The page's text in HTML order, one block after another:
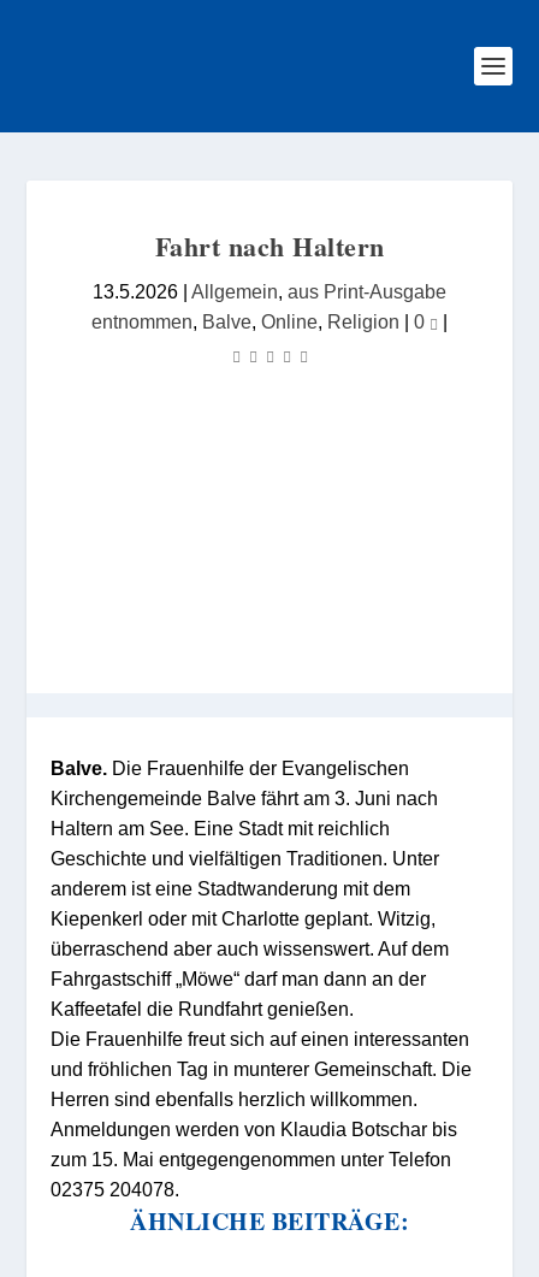
Fahrt nach Haltern
13.5.2026 | Allgemein, aus Print-Ausgabe
entnommen, Balve, Online, Religion | 0 |
Balve. Die Frauenhilfe der Evangelischen
Kirchengemeinde Balve fährt am 3. Juni nach
Haltern am See. Eine Stadt mit reichlich
Geschichte und vielfältigen Traditionen. Unter
anderem ist eine Stadtwanderung mit dem
Kiepenkerl oder mit Charlotte geplant. Witzig,
überraschend aber auch wissenswert. Auf dem
Fahrgastschiff „Möwe“ darf man dann an der
Kaffeetafel die Rundfahrt genießen.
Die Frauenhilfe freut sich auf einen interessanten
und fröhlichen Tag in munterer Gemeinschaft. Die
Herren sind ebenfalls herzlich willkommen.
Anmeldungen werden von Klaudia Botschar bis
zum 15. Mai entgegengenommen unter Telefon
02375 204078.
ÄHNLICHE BEITRÄGE: